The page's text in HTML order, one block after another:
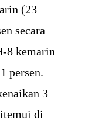
(23
secara
8 kemarin
persen.
3
di